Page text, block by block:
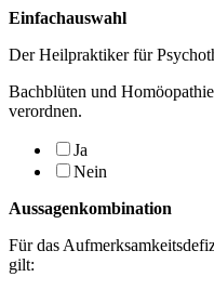
Einfachauswahl
Der Heilpraktiker für
Bachblüten und
verordnen.
Ja
Nein
Aussagenkombination
Für das
gilt: